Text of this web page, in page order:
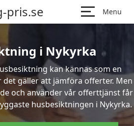
pris.se Menu
i Nykyrka
kan kännas som en
det gäller att jämföra offerter. Men
och använder vår offerttjänst får
husbesiktningen i Nykyrka.